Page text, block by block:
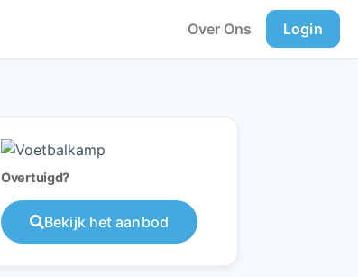
Over Ons Login
Overtuigd?
Bekijk het aanbod